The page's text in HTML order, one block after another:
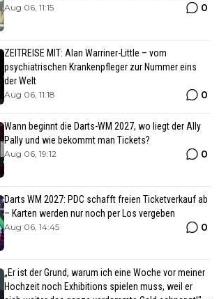
Aug 06, 11:15 0
ZEITREISE MIT: Alan Warriner-Little – vom
psychiatrischen Krankenpfleger zur Nummer eins
der Welt
Aug 06, 11:18 0
Wann beginnt die Darts-WM 2027, wo liegt der Ally
Pally und wie bekommt man Tickets?
Aug 06, 19:12 0
Darts WM 2027: PDC schafft freien Ticketverkauf ab
– Karten werden nur noch per Los vergeben
Aug 06, 14:45 0
„Er ist der Grund, warum ich eine Woche vor meiner
Hochzeit noch Exhibitions spielen muss, weil er